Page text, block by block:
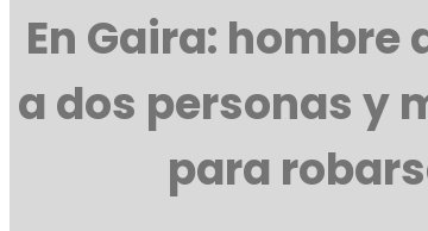
En Gaira:
a dos personas y
para